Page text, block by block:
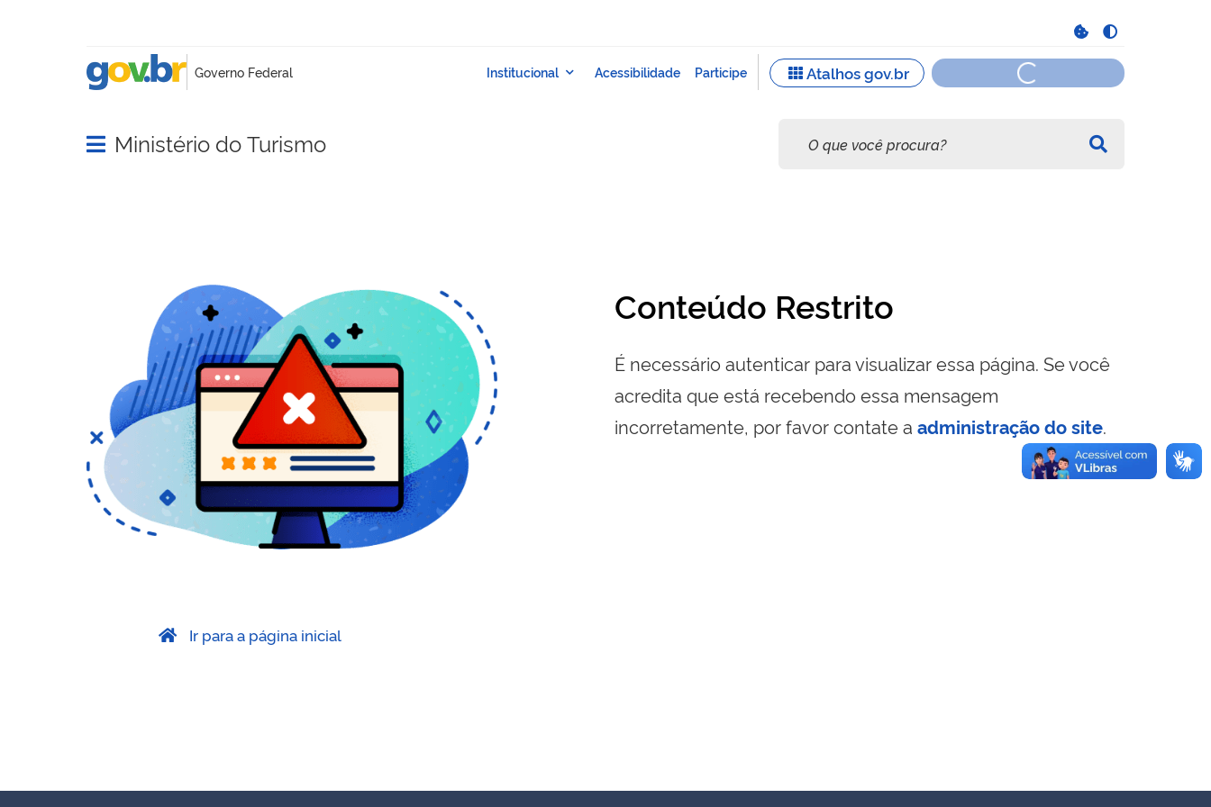
Abrir menu principal de navegação
Ministério do Turismo
Conteúdo Restrito
É necessário autenticar para visualizar essa página. Se você
acredita que está recebendo essa mensagem
incorretamente, por favor contate a administração do site.
Ir para a página inicial